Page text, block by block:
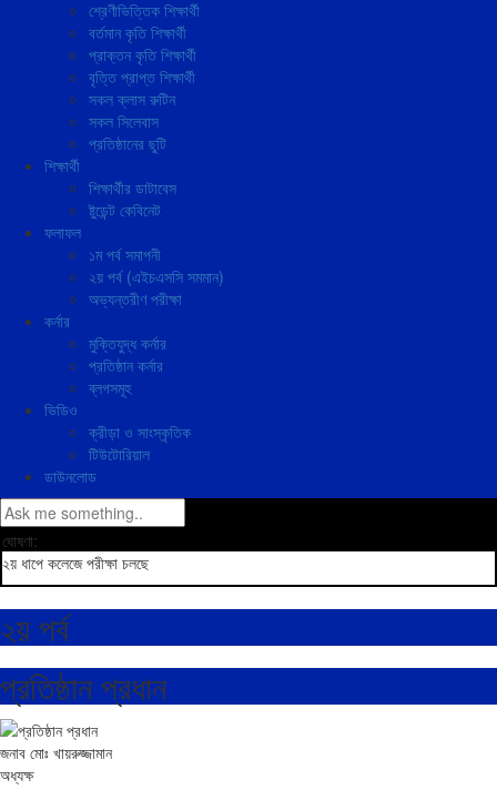
শ্রেণীভিত্তিক শিক্ষার্থী
বর্তমান কৃতি শিক্ষার্থী
প্রাক্তন কৃতি শিক্ষার্থী
বৃত্তি প্রাপ্ত শিক্ষার্থী
সকল ক্লাস রুটিন
সকল সিলেবাস
প্রতিষ্ঠানের ছুটি
শিক্ষার্থী
শিক্ষার্থীর ডাটাবেস
ষ্টুডেন্ট কেবিনেট
ফলাফল
১ম পর্ব সমাপনী
২য় পর্ব (এইচএসসি সমমান)
অভ্যন্তরীণ পরীক্ষা
কর্নার
মুক্তিযুদ্ধ কর্নার
প্রতিষ্ঠান কর্নার
ব্লগসমূহ
ভিডিও
ক্রীড়া ও সাংস্কৃতিক
টিউটোরিয়াল
ডাউনলোড
ঘোষণা:
২য় ধাপে কলেজে পরীক্ষা চলছে
২য় পর্ব
প্রতিষ্ঠান প্রধান
জনাব মোঃ খায়রুজ্জামান
অধ্যক্ষ